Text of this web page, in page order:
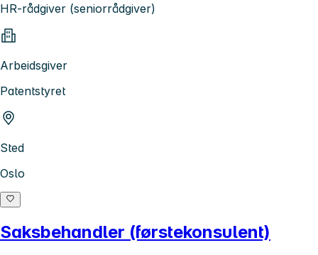
HR-rådgiver (seniorrådgiver)
Arbeidsgiver
Patentstyret
Sted
Oslo
Saksbehandler (førstekonsulent)